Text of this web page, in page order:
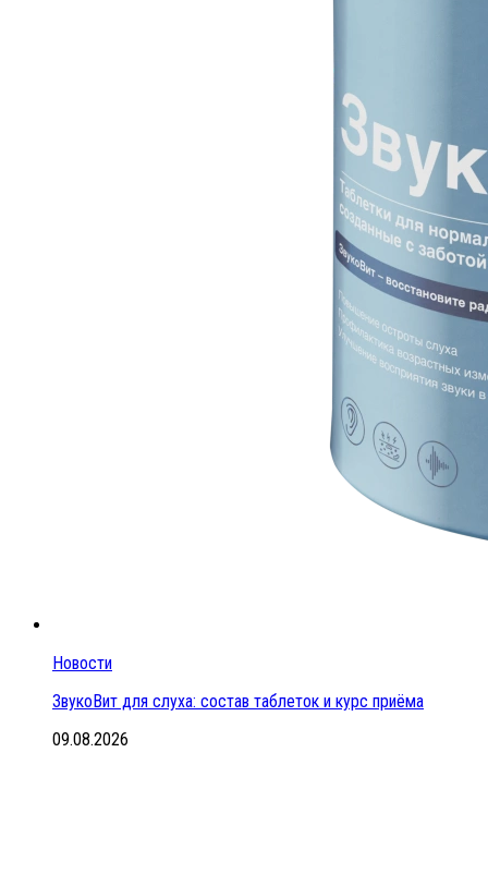
Новости
ЗвукоВит для слуха: состав таблеток и курс приёма
09.08.2026